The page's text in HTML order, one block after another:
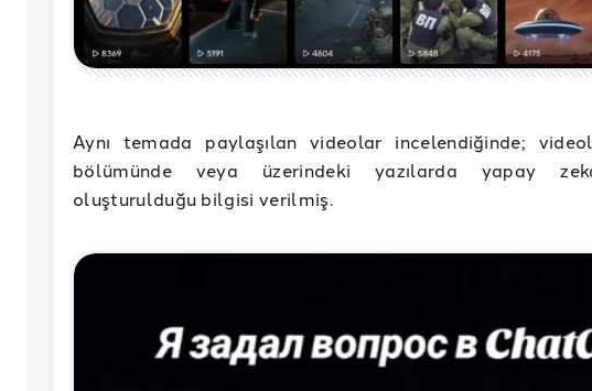
Aynı temada paylaşılan videolar incelendiğinde;
bölümünde veya üzerindeki yazılarda yapay
oluşturulduğu bilgisi verilmiş.